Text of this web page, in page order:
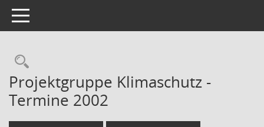
Toggle navigation
Rechercheauswahl
Projektgruppe Klimaschutz -
Termine 2002